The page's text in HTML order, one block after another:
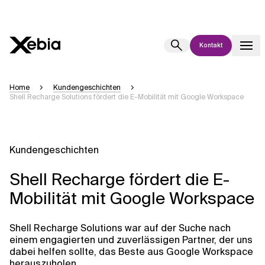
Kontakt
Bitte überprüfen Sie wichtige Informationen, bevor Sie
Antwort
Home
Kundengeschichten
Shell Recharge Solutions fördert die E-Mobilität mit Google Workspace
Kundengeschichten
Shell Recharge fördert die E-
Mobilität mit Google Workspace
Shell Recharge Solutions war auf der Suche nach
einem engagierten und zuverlässigen Partner, der uns
dabei helfen sollte, das Beste aus Google Workspace